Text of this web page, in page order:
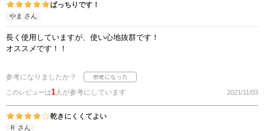
ばっちりです！
やま さん
長く使用していますが、使い心地抜群です！
オススメです！！
参考になりましたか？
このレビューは1人が参考にしています 2021/11/03
乾きにくくてよい
Ｒ さん